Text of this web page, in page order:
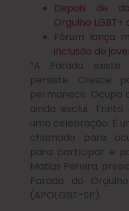
Depois de
Orgulho LGBT+
Fórum lança
inclusão de
“A Parada existe
persiste. Cresce
permanece. Ocupa
ainda exclui.
uma celebração. É
chamado para
para participar e
Matias Pereira,
Parada do
(APOLGBT-SP).